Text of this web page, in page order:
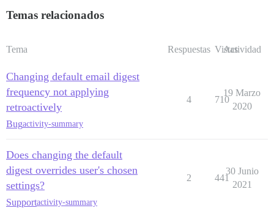
Temas relacionados
Tema Respuestas Vistas
Actividad
Changing default email digest
frequency not applying
retroactively
Bugactivity-summary
4 710
19 Marzo
2020
Does changing the default
digest overrides user's chosen
settings?
Supportactivity-summary
2 441
30 Junio
2021